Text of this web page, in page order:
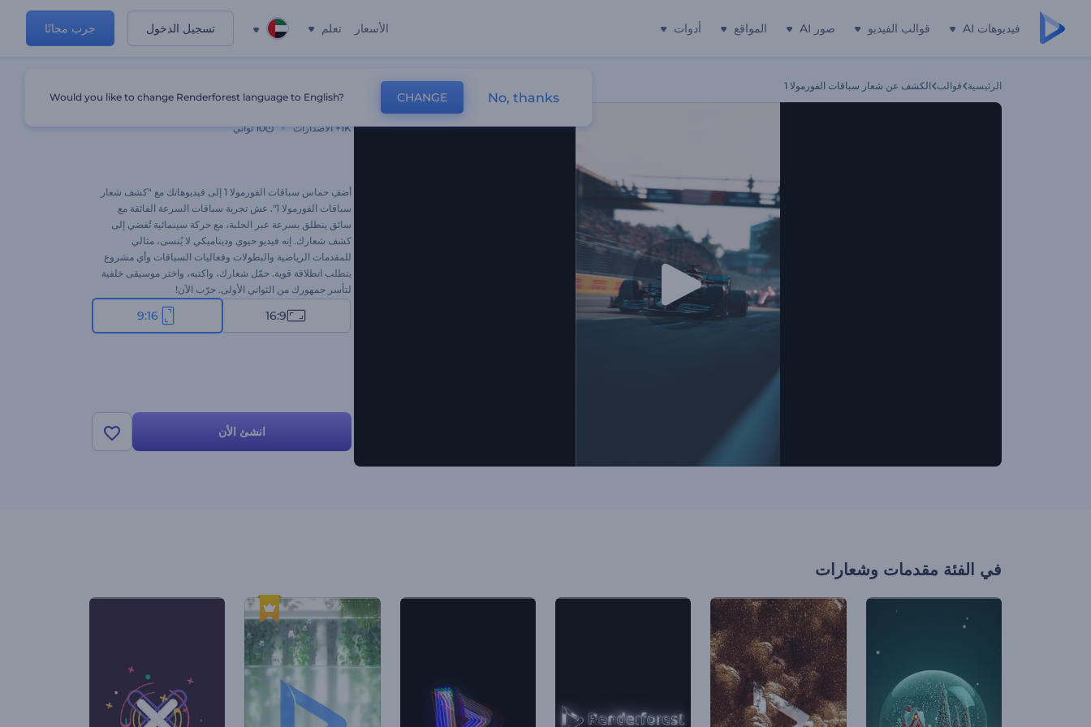
فيديوهات AI قوالب الفيديو صور AI المواقع أدوات الأسعار تعلم تسجيل الدخول جرب مجانًا
الرئيسية قوالب الكشف عن شعار سباقات الفورمولا 1
1K+ الاصدارات 10 ثواني
أضفِ حماس سباقات الفورمولا 1 إلى فيديوهاتك مع "كشف شعار
سباقات الفورمولا 1". عش تجربة سباقات السرعة الفائقة مع
سائق ينطلق بسرعة عبر الحلبة، مع حركة سينمائية تُفضي إلى
كشف شعارك. إنه فيديو حيوي وديناميكي لا يُنسى، مثالي
للمقدمات الرياضية والبطولات وفعاليات السباقات وأي مشروع
يتطلب انطلاقة قوية. حمّل شعارك، واكتبه، واختر موسيقى خلفية
لتأسر جمهورك من الثواني الأولى. جرّب الآن!
16:9
9:16
انشئ الأن
في الفئة مقدمات وشعارات
Would you like to change Renderforest language to English? CHANGE No, thanks